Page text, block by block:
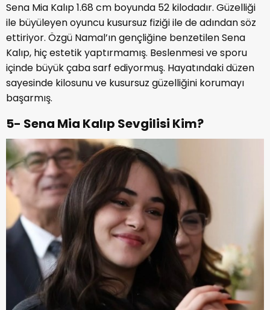
Sena Mia Kalıp 1.68 cm boyunda 52 kilodadır. Güzelliği
ile büyüleyen oyuncu kusursuz fiziği ile de adından söz
ettiriyor. Özgü Namal’ın gençliğine benzetilen Sena
Kalıp, hiç estetik yaptırmamış. Beslenmesi ve sporu
içinde büyük çaba sarf ediyormuş. Hayatındaki düzen
sayesinde kilosunu ve kusursuz güzelliğini korumayı
başarmış.
5- Sena Mia Kalıp Sevgilisi Kim?